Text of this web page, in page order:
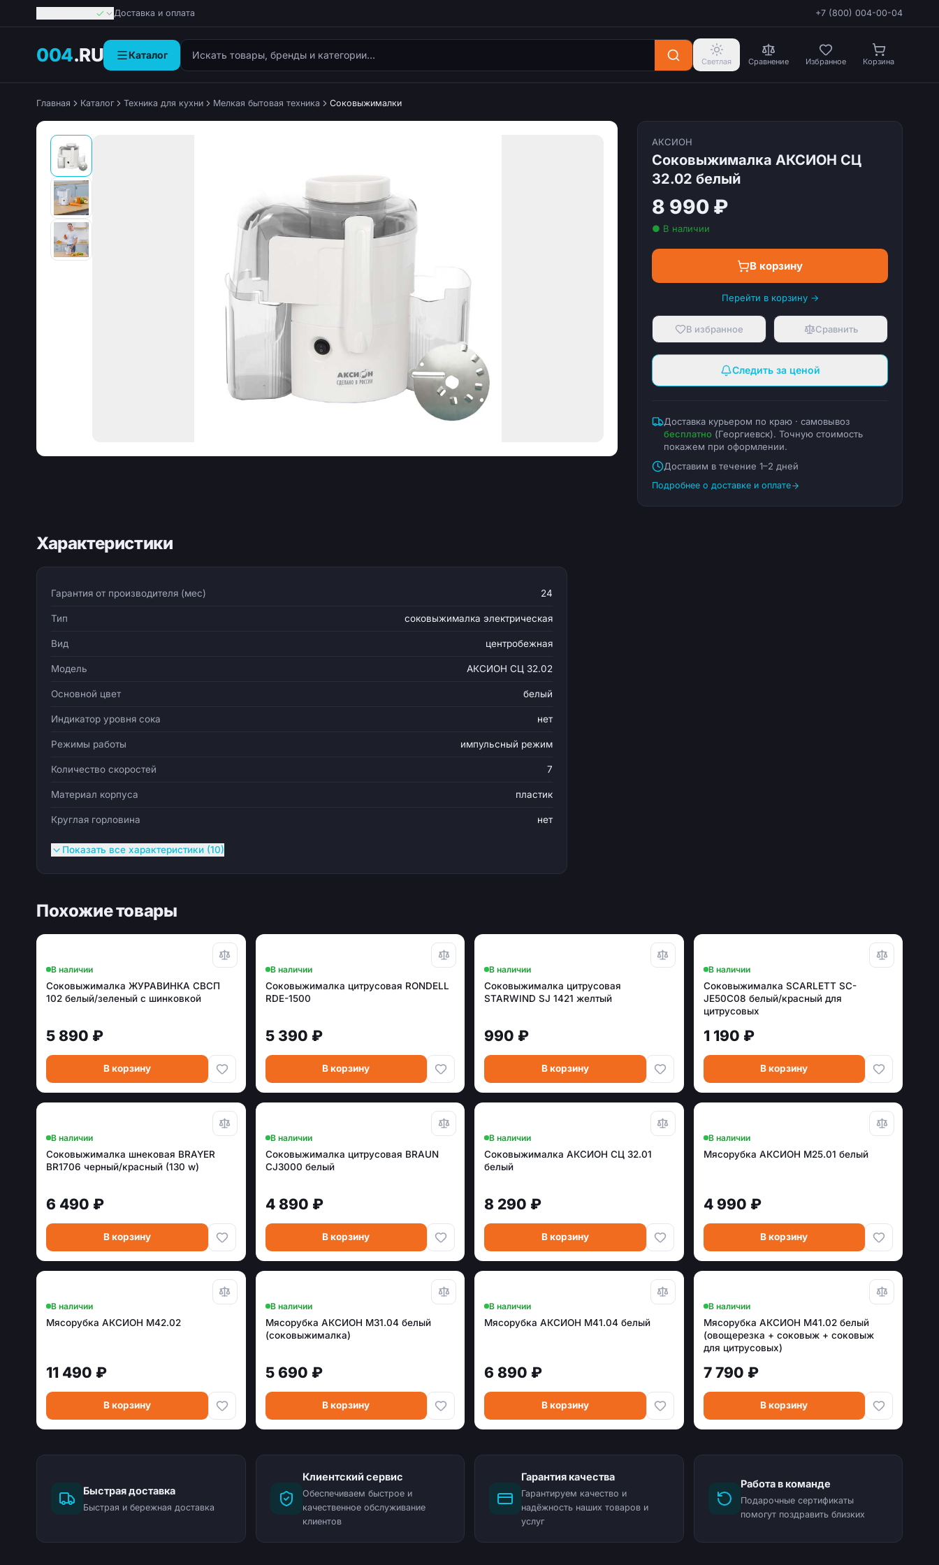
Доставка и оплата +7 (800) 004-00-04
004.RU Каталог
Поиск товаров
Светлая Сравнение Избранное Корзина
Главная Каталог Техника для кухни Мелкая бытовая техника Соковыжималки
АКСИОН
Соковыжималка АКСИОН СЦ
32.02 белый
8 990 ₽
● В наличии
В корзину
Перейти в корзину →
В избранное Сравнить
Следить за ценой
Доставка курьером по краю · самовывоз
бесплатно (Георгиевск). Точную стоимость
покажем при оформлении.
Доставим в течение 1–2 дней
Подробнее о доставке и оплате
Характеристики
Гарантия от производителя (мес) 24
Тип соковыжималка электрическая
Вид центробежная
Модель АКСИОН СЦ 32.02
Основной цвет белый
Индикатор уровня сока нет
Режимы работы импульсный режим
Количество скоростей 7
Материал корпуса пластик
Круглая горловина нет
Показать все характеристики (10)
Похожие товары
В наличии
Соковыжималка ЖУРАВИНКА СВСП
102 белый/зеленый с шинковкой
5 890 ₽
В корзину
В наличии
Соковыжималка цитрусовая RONDELL
RDE-1500
5 390 ₽
В корзину
В наличии
Соковыжималка цитрусовая
STARWIND SJ 1421 желтый
990 ₽
В корзину
В наличии
Соковыжималка SCARLETT SC-
JE50C08 белый/красный для
цитрусовых
1 190 ₽
В корзину
В наличии
Соковыжималка шнековая BRAYER
BR1706 черный/красный (130 w)
6 490 ₽
В корзину
В наличии
Соковыжималка цитрусовая BRAUN
CJ3000 белый
4 890 ₽
В корзину
В наличии
Соковыжималка АКСИОН СЦ 32.01
белый
8 290 ₽
В корзину
В наличии
Мясорубка АКСИОН М25.01 белый
4 990 ₽
В корзину
В наличии
Мясорубка АКСИОН М42.02
11 490 ₽
В корзину
В наличии
Мясорубка АКСИОН М31.04 белый
(соковыжималка)
5 690 ₽
В корзину
В наличии
Мясорубка АКСИОН М41.04 белый
6 890 ₽
В корзину
В наличии
Мясорубка АКСИОН М41.02 белый
(овощерезка + соковыж + соковыж
для цитрусовых)
7 790 ₽
В корзину
Быстрая доставка
Быстрая и бережная доставка
Клиентский сервис
Обеспечиваем быстрое и
качественное обслуживание
клиентов
Гарантия качества
Гарантируем качество и
надёжность наших товаров и
услуг
Работа в команде
Подарочные сертификаты
помогут поздравить близких